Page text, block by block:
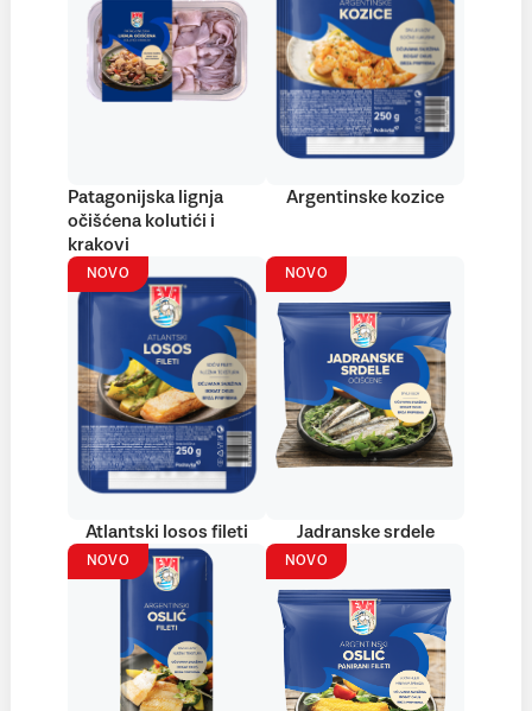
Patagonijska lignja
očišćena kolutići i
krakovi
Argentinske kozice
NOVO
Atlantski losos fileti
NOVO
Jadranske srdele
NOVO NOVO